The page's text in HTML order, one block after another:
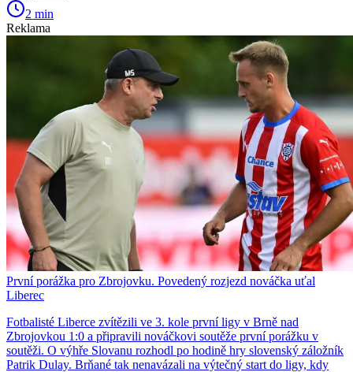
2 min
Reklama
První porážka pro Zbrojovku. Povedený rozjezd nováčka uťal
Liberec
Fotbalisté Liberce zvítězili ve 3. kole první ligy v Brně nad
Zbrojovkou 1:0 a připravili nováčkovi soutěže první porážku v
soutěži. O výhře Slovanu rozhodl po hodině hry slovenský záložník
Patrik Dulay. Brňané tak nenavázali na výtečný start do ligy, kdy